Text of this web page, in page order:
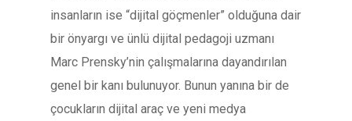
insanların ise “dijital göçmenler” olduğuna dair
bir önyargı ve ünlü dijital pedagoji uzmanı
Marc Prensky’nin çalışmalarına dayandırılan
genel bir kanı bulunuyor. Bunun yanına bir de
çocukların dijital araç ve yeni medya